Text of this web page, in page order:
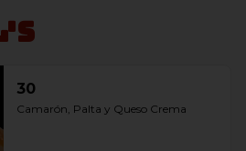
30
Camarón, Palta y Queso Crema